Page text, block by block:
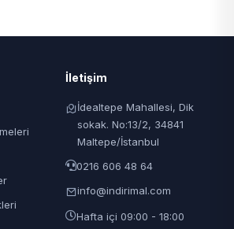
İletişim
İdealtepe Mahallesi, Dik
sokak. No:13/2, 34841
Maltepe/İstanbul
0216 606 48 64
info@indirimal.com
Hafta içi 09:00 - 18:00